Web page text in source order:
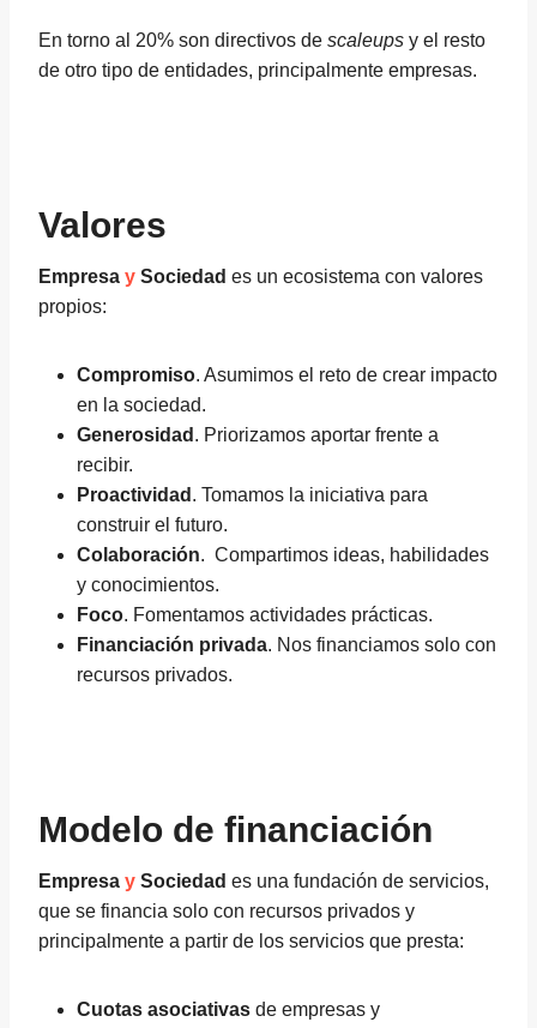
En torno al 20% son directivos de scaleups y el resto
de otro tipo de entidades, principalmente empresas.
Valores
Empresa y Sociedad es un ecosistema con valores
propios:
Compromiso. Asumimos el reto de crear impacto
en la sociedad.
Generosidad . Priorizamos aportar frente a
recibir.
Proactividad . Tomamos la iniciativa para
construir el futuro.
Colaboración. Compartimos ideas, habilidades
y conocimientos.
Foco. Fomentamos actividades prácticas.
Financiación privada. Nos financiamos solo con
recursos privados.
Modelo de financiación
Empresa y Sociedad es una fundación de servicios,
que se financia solo con recursos privados y
principalmente a partir de los servicios que presta:
Cuotas asociativas de empresas y